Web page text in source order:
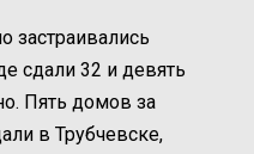
застраивались
сдали 32 и девять
Пять домов за
в Трубчевске,